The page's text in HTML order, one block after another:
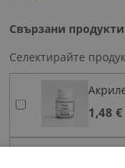
Свързани
Селектирайте
1,48 €
Добави
количката